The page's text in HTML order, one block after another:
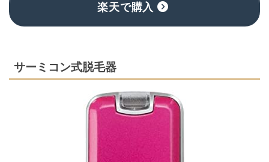
楽天で購入
サーミコン式脱毛器